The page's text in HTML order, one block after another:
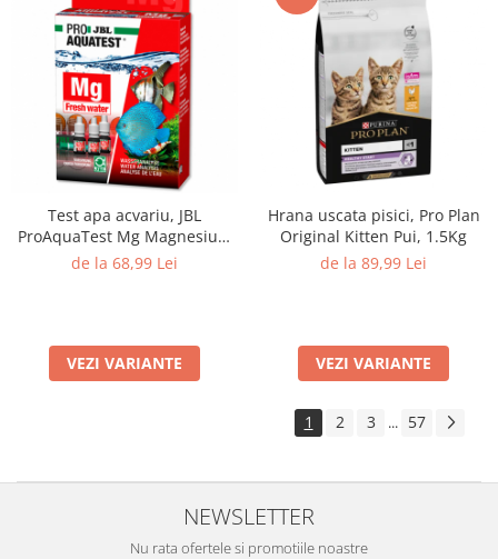
Test apa acvariu, JBL
ProAquaTest Mg Magnesium
Fresh water, 66 Teste
de la 68,99 Lei
VEZI VARIANTE
Hrana uscata pisici, Pro Plan
Original Kitten Pui, 1.5Kg
de la 89,99 Lei
VEZI VARIANTE
1 2 3 ... 57
NEWSLETTER
Nu rata ofertele si promotiile noastre